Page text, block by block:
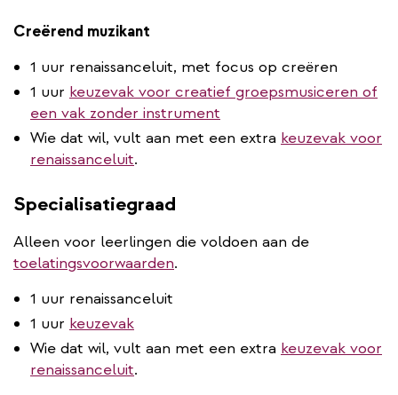
Creërend muzikant
1 uur renaissanceluit, met focus op creëren
1 uur keuzevak voor creatief groepsmusiceren of
een vak zonder instrument
Wie dat wil, vult aan met een extra keuzevak voor
renaissanceluit.
Specialisatiegraad
Alleen voor leerlingen die voldoen aan de
toelatingsvoorwaarden.
1 uur renaissanceluit
1 uur keuzevak
Wie dat wil, vult aan met een extra keuzevak voor
renaissanceluit.